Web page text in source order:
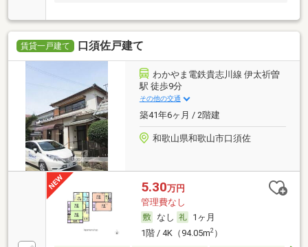
賃貸一戸建て 口須佐戸建て
わかやま電鉄貴志川線 伊太祈曽
駅 徒歩9分
その他の交通
築41年6ヶ月 / 2階建
和歌山県和歌山市口須佐
5.30万円
管理費なし
なし
1ヶ月
1階 / 4K（94.05m2）